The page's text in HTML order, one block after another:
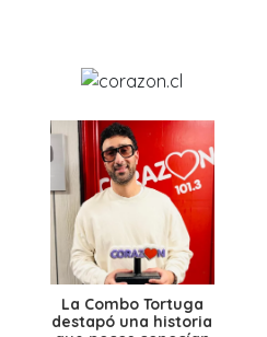
La Combo Tortuga
destapó una historia